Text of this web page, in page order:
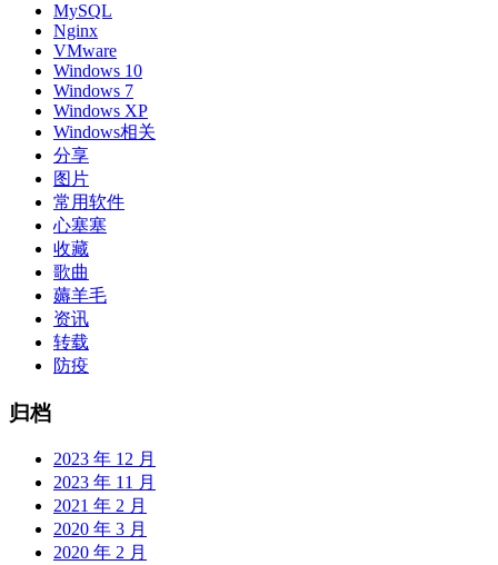
MySQL
Nginx
VMware
Windows 10
Windows 7
Windows XP
Windows相关
分享
图片
常用软件
心塞塞
收藏
歌曲
薅羊毛
资讯
转载
防疫
归档
2023 年 12 月
2023 年 11 月
2021 年 2 月
2020 年 3 月
2020 年 2 月